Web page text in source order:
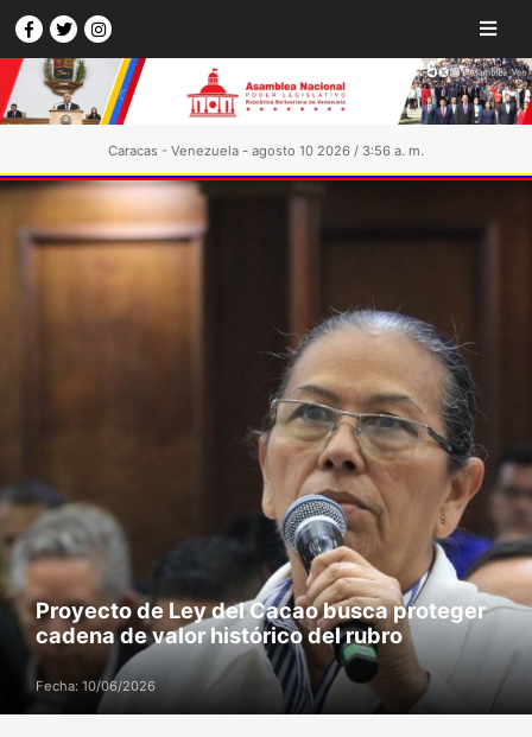
Caracas - Venezuela - agosto 10 2026 / 3:56 a. m.
Proyecto de Ley del Cacao busca proteger
cadena de valor histórico del rubro
Fecha: 10/06/2026